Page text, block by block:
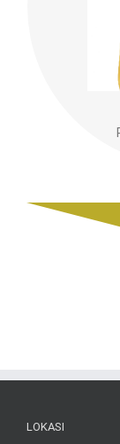
LOKASI